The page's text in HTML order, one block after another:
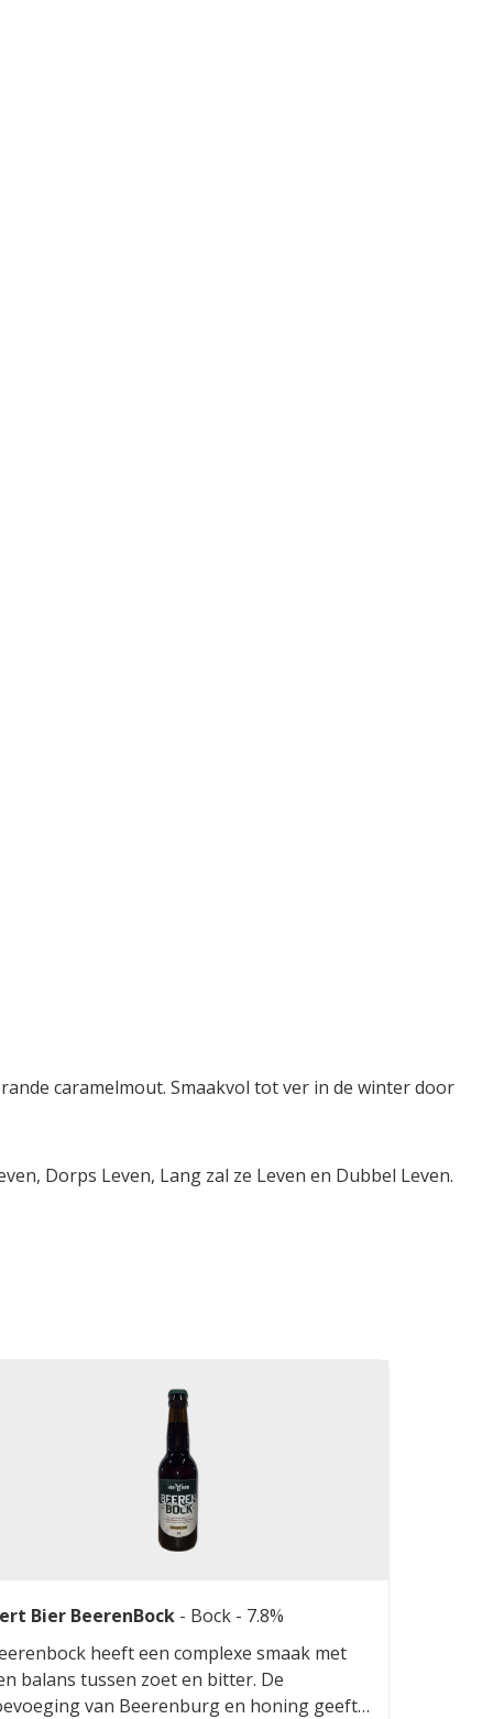
caramelmout. Smaakvol tot ver in de winter door
Dorps Leven, Lang zal ze Leven en Dubbel Leven.
Bier BeerenBock - Bock - 7.8%
heeft een complexe smaak met
balans tussen zoet en bitter. De
van Beerenburg en honing geeft